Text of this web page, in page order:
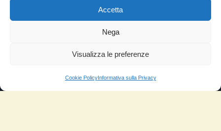
Accetta
Nega
Visualizza le preferenze
Cookie PolicyInformativa sulla Privacy